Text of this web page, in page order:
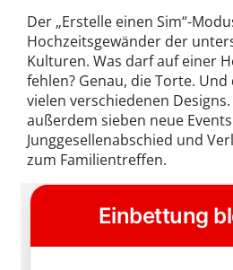
Der „Erstelle einen Sim“-
Hochzeitsgewänder der
Kulturen. Was darf auf einer
fehlen? Genau, die Torte.
vielen verschiedenen
außerdem sieben neue
Junggesellenabschied und
zum Familientreffen.